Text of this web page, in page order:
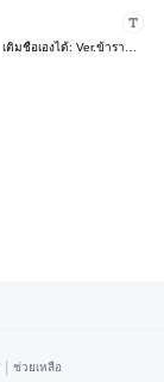
เติมชื่อเองได้: Ver.ข้าราชการชายไทย
| ช่วยเหลือ